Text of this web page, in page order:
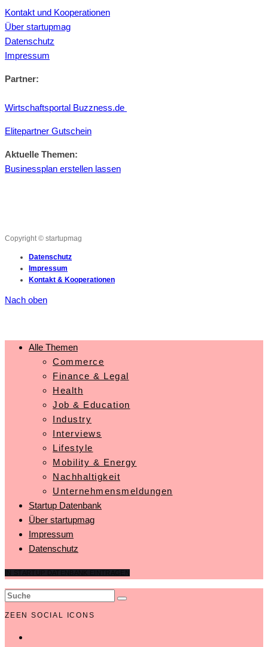
Kontakt und Kooperationen
Über startupmag
Datenschutz
Impressum
Partner:
Wirtschaftsportal Buzzness.de
Elitepartner Gutschein
Aktuelle Themen:
Businessplan erstellen lassen
Copyright © startupmag
Datenschutz
Impressum
Kontakt & Kooperationen
Nach oben
Alle Themen
Commerce
Finance & Legal
Health
Job & Education
Industry
Interviews
Lifestyle
Mobility & Energy
Nachhaltigkeit
Unternehmensmeldungen
Startup Datenbank
Über startupmag
Impressum
Datenschutz
ZEEN SOCIAL ICONS